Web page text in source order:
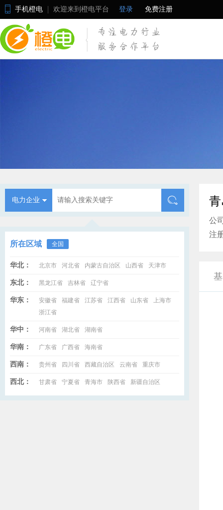
手机橙电 欢迎来到橙电平台 登录 免费注册
电力企业
所在区域 全国
华北： 北京市 河北省 内蒙古自治区 山西省 天津市
东北： 黑龙江省 吉林省 辽宁省
华东： 安徽省 福建省 江苏省 江西省 山东省
上海市
浙江省
华中： 河南省 湖北省 湖南省
华南： 广东省 广西省 海南省
西南： 贵州省 四川省 西藏自治区 云南省 重庆市
西北： 甘肃省 宁夏省 青海市 陕西省 新疆自治区
公
注